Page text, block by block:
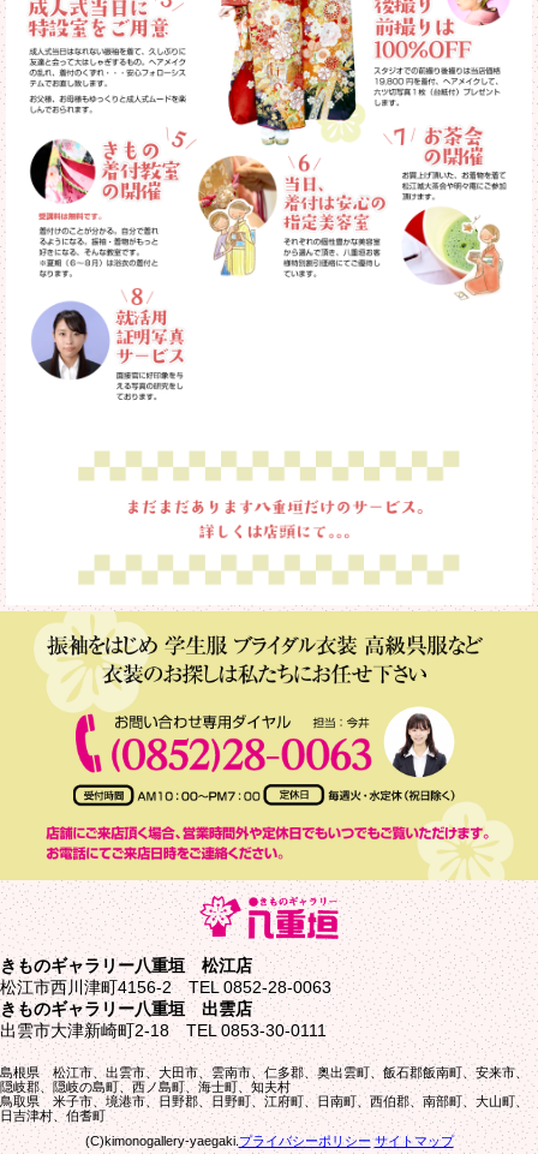
きものギャラリー八重垣 松江店
松江市西川津町4156-2 TEL 0852-28-0063
きものギャラリー八重垣 出雲店
出雲市大津新崎町2-18 TEL 0853-30-0111
島根県 松江市、出雲市、大田市、雲南市、仁多郡、奥出雲町、飯石郡飯南町、安来市、
隠岐郡、隠岐の島町、西ノ島町、海士町、知夫村
鳥取県 米子市、境港市、日野郡、日野町、江府町、日南町、西伯郡、南部町、大山町、
日吉津村、伯耆町
(C)kimonogallery-yaegaki.プライバシーポリシー サイトマップ